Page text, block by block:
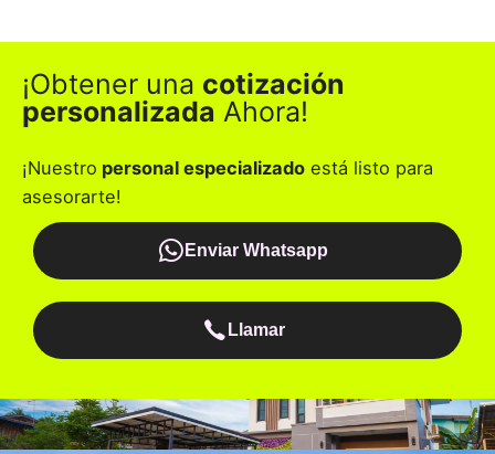
¡Obtener una cotización
personalizada Ahora!
¡Nuestro personal especializado está listo para
asesorarte!
Enviar Whatsapp
Llamar